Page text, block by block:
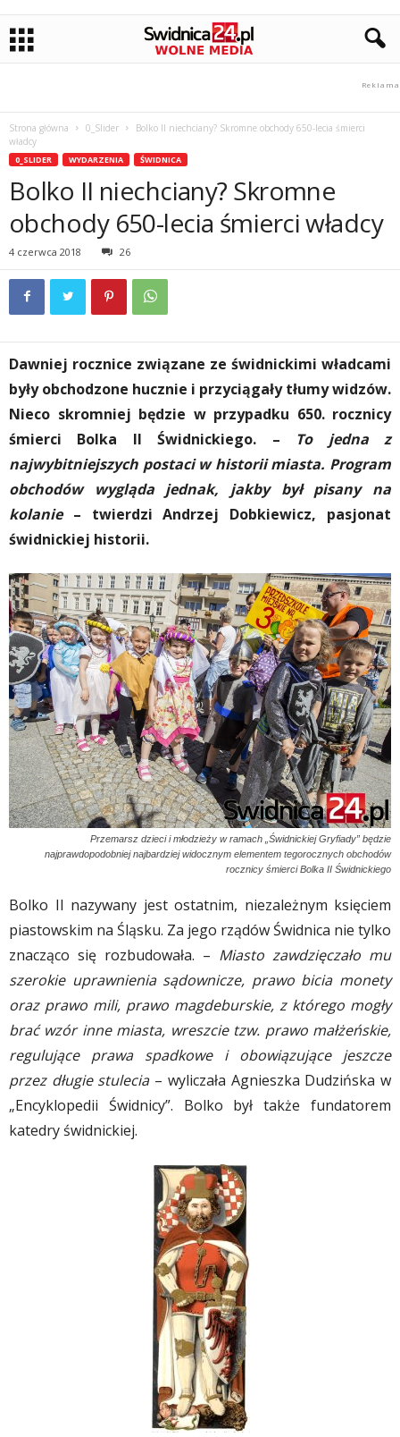
Strona główna 0_Slider
Bolko II niechciany? Skromne obchody 650-lecia śmierci
władcy
0_SLIDER WYDARZENIA ŚWIDNICA
Bolko II niechciany? Skromne
obchody 650-lecia śmierci władcy
4 czerwca 2018 26
Dawniej rocznice związane ze świdnickimi władcami
były obchodzone hucznie i przyciągały tłumy widzów.
Nieco skromniej będzie w przypadku 650. rocznicy
śmierci Bolka II Świdnickiego. – To jedna z
najwybitniejszych postaci w historii miasta. Program
obchodów wygląda jednak, jakby był pisany na
kolanie– twierdzi Andrzej Dobkiewicz, pasjonat
świdnickiej historii.
Przemarsz dzieci i młodzieży w ramach „Świdnickiej Gryfiady” będzie
najprawdopodobniej najbardziej widocznym elementem tegorocznych obchodów
rocznicy śmierci Bolka II Świdnickiego
Bolko II nazywany jest ostatnim, niezależnym księciem
piastowskim na Śląsku. Za jego rządów Świdnica nie tylko
znacząco się rozbudowała. – Miasto zawdzięczało mu
szerokie uprawnienia sądownicze, prawo bicia monety
oraz prawo mili, prawo magdeburskie, z którego mogły
brać wzór inne miasta, wreszcie tzw. prawo małżeńskie,
regulujące prawa spadkowe i obowiązujące jeszcze
przez długie stulecia– wyliczała Agnieszka Dudzińska w
„Encyklopedii Świdnicy”. Bolko był także fundatorem
katedry świdnickiej.